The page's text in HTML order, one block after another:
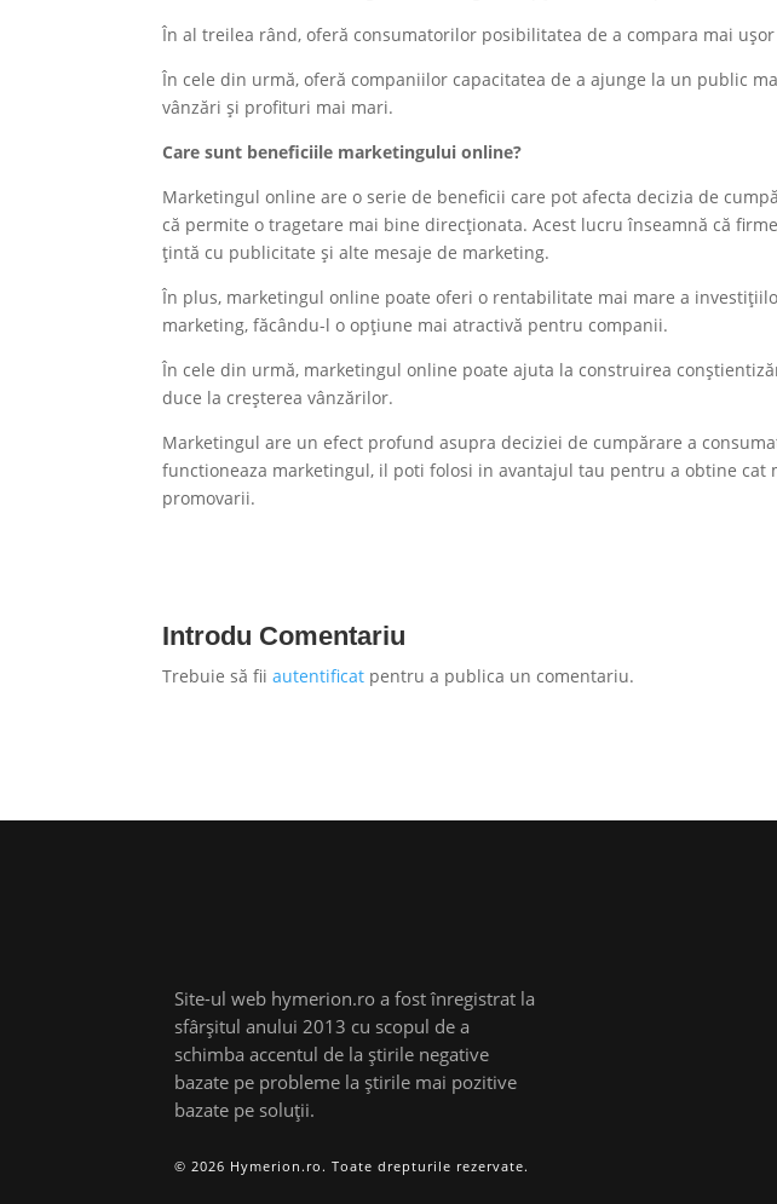
În al treilea rând, oferă consumatorilor posibilitatea de a compara mai
În cele din urmă, oferă companiilor capacitatea de a ajunge la un public
vânzări și profituri mai mari.
Care sunt beneficiile marketingului online?
Marketingul online are o serie de beneficii care pot afecta decizia de
că permite o tragetare mai bine direcționata. Acest lucru înseamnă că
țintă cu publicitate și alte mesaje de marketing.
În plus, marketingul online poate oferi o rentabilitate mai mare a
marketing, făcându-l o opțiune mai atractivă pentru companii.
În cele din urmă, marketingul online poate ajuta la construirea
duce la creșterea vânzărilor.
Marketingul are un efect profund asupra deciziei de cumpărare a
functioneaza marketingul, il poti folosi in avantajul tau pentru a obtine
promovarii.
Introdu Comentariu
Trebuie să fiiautentificat pentru a publica un comentariu.
Site-ul web hymerion.ro a fost înregistrat la
sfârșitul anului 2013 cu scopul de a
schimba accentul de la știrile negative
bazate pe probleme la știrile mai pozitive
bazate pe soluții.
© 2026 Hymerion.ro. Toate drepturile rezervate.